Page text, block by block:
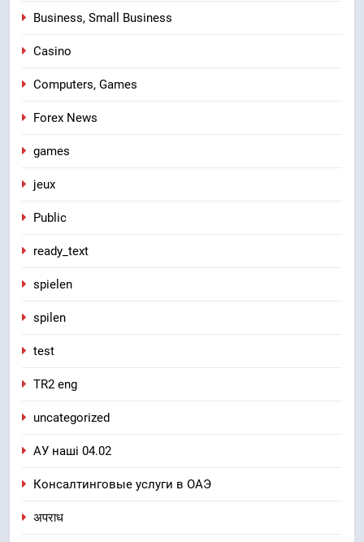
Business, Small Business
Casino
Computers, Games
Forex News
games
jeux
Public
ready_text
spielen
spilen
test
TR2 eng
uncategorized
АУ наші 04.02
Консалтинговые услуги в ОАЭ
अपराध